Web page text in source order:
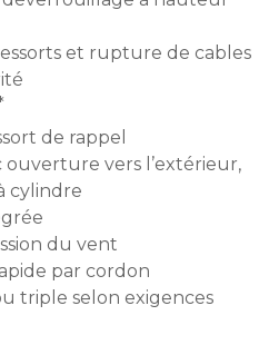
et rupture de cables
de rappel
vers l’extérieur,
cylindre
du vent
par cordon
triple selon exigences